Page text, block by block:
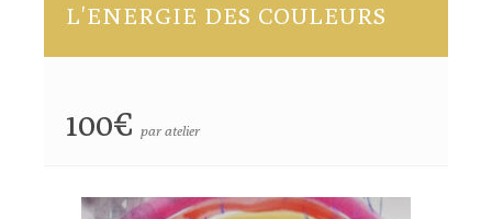
L'ENERGIE DES COULEURS
100€ par atelier